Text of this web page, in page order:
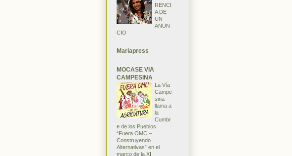
RENCI
A DE
UN
ANUN
CIO
Mariapress
MOCASE VIA
CAMPESINA
La Vía
Campe
sina
llama a
la
Cumbr
e de los Pueblos
“Fuera OMC –
Construyendo
Alternativas” en el
marco de la XI